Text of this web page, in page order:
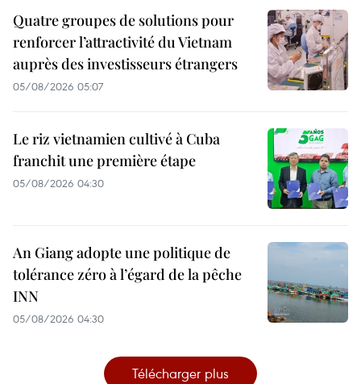
Quatre groupes de solutions pour
renforcer l’attractivité du Vietnam
auprès des investisseurs étrangers
05/08/2026 05:07
Le riz vietnamien cultivé à Cuba
franchit une première étape
05/08/2026 04:30
An Giang adopte une politique de
tolérance zéro à l’égard de la pêche
INN
05/08/2026 04:30
Télécharger plus